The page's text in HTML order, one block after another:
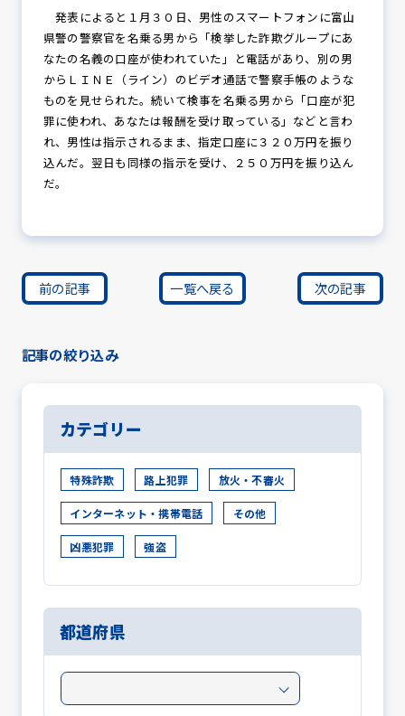
防犯対策情報
防犯協力会について
発表によると１月３０日、男性のスマートフォンに富山
県警の警察官を名乗る男から「検挙した詐欺グループにあ
なたの名義の口座が使われていた」と電話があり、別の男
からＬＩＮＥ（ライン）のビデオ通話で警察手帳のような
ものを見せられた。続いて検事を名乗る男から「口座が犯
罪に使われ、あなたは報酬を受け取っている」などと言わ
れ、男性は指示されるまま、指定口座に３２０万円を振り
込んだ。翌日も同様の指示を受け、２５０万円を振り込ん
だ。
前の記事 一覧へ戻る 次の記事
記事の絞り込み
カテゴリー
特殊詐欺 路上犯罪 放火・不審火
インターネット・携帯電話 その他
凶悪犯罪 強盗
都道府県